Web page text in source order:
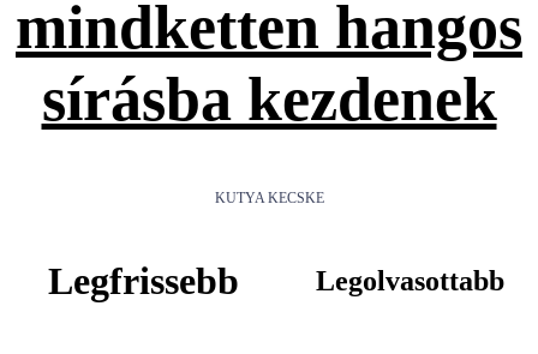
mindketten hangos
sírásba kezdenek
KUTYA KECSKE
Legfrissebb Legolvasottabb